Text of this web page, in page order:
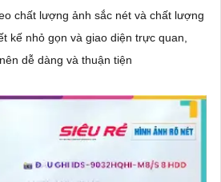
chất lượng ảnh sắc nét và chất lượng
dễ dàng và thuận tiện